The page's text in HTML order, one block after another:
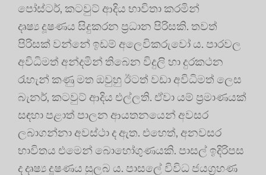
පෝස්ටර්, කටවුට් ආදිය භාවිතා කරමින්
දෘෂ්‍ය දූෂණය සිදුකරන ප්‍රධාන පිරිසකි. තවත්
පිරිසක් වන්නේ ඉඩම් අලෙවිකරුවෝ ය. පාරවල
අවිධිමත් අන්දමින් තිබෙන විදුලි හා දුරකථන
රැහැන් කණු මත ඔවුහු ඊටත් වඩා අවිධිමත් ලෙස
බැනර්, කටවුට් ආදිය එල්ලති. ඒවා යම් ප්‍රමාණයක්
සඳහා පළාත් පාලන ආයතනයෙන් අවසර
ලබාගන්නා අවස්ථා ද ඇත. එහෙත්, අනවසර
භාවිතය එමෙන් බොහෝගුණයකි. පාසල් ඉදිරිපස
ද දෘෂ්‍ය දූෂණය සුලබ ය. පාසලේ විවිධ ජයග්‍රහණ